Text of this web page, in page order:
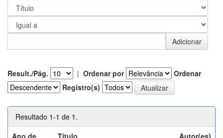
Result./Pág. | Ordenar por
Ordenar
Registro(s)
Resultado 1-1 de 1.
Ano de
Título Autor(es)